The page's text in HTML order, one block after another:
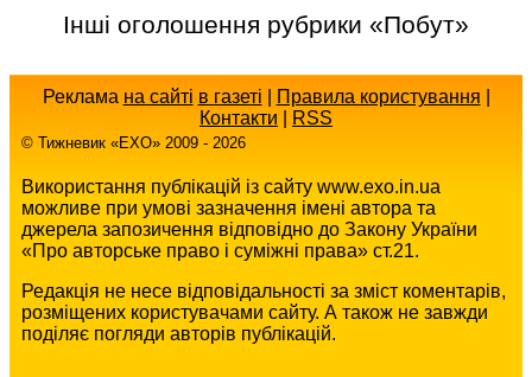
Інші оголошення рубрики «Побут»
Реклама на сайті в газеті Правила користування
Контакти
RSS
© Тижневик «EХO» 2009 - 2026
Використання публікацій із сайту www.exo.in.ua
можливе при умові зазначення імені автора та
джерела запозичення відповідно до Закону України
«Про авторське право і суміжні права» ст.21.
Редакція не несе відповідальності за зміст коментарів,
розміщених користувачами сайту. А також не завжди
поділяє погляди авторів публікацій.